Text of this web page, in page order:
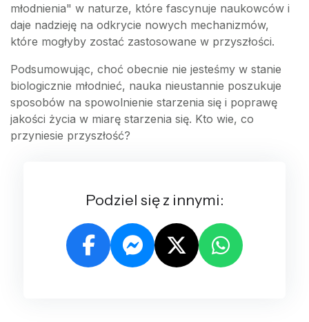
młodnienia" w naturze, które fascynuje naukowców i
daje nadzieję na odkrycie nowych mechanizmów,
które mogłyby zostać zastosowane w przyszłości.
Podsumowując, choć obecnie nie jesteśmy w stanie
biologicznie młodnieć, nauka nieustannie poszukuje
sposobów na spowolnienie starzenia się i poprawę
jakości życia w miarę starzenia się. Kto wie, co
przyniesie przyszłość?
Podziel się z innymi: